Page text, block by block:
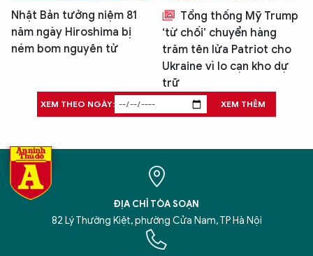
Nhật Bản tưởng niệm 81
năm ngày Hiroshima bị
ném bom nguyên tử
Tổng thống Mỹ Trump
‘từ chối’ chuyển hàng
trăm tên lửa Patriot cho
Ukraine vì lo cạn kho dự
trữ
XEM THEO NGÀY: XEM THÊM
ĐỊA CHỈ TÒA SOẠN
82 Lý Thường Kiệt, phường Cửa Nam, TP Hà Nội